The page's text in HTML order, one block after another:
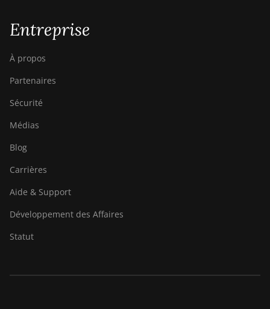
Entreprise
À propos
Partenaires
Sécurité
Médias
Blog
Carrières
Aide & Support
Développement des Affaires
Statut